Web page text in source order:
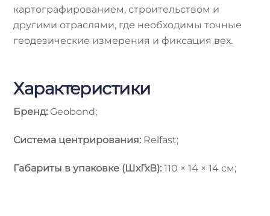
картографированием, строительством и
другими отраслями, где необходимы точные
геодезические измерения и фиксация вех.
Характеристики
Бренд: Geobond;
Система центрирования: Relfast;
Габариты в упаковке (ШхГхВ):110 × 14 × 14 см;